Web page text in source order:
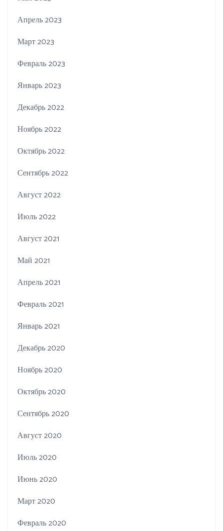
Апрель 2023
Март 2023
Февраль 2023
Январь 2023
Декабрь 2022
Ноябрь 2022
Октябрь 2022
Сентябрь 2022
Август 2022
Июль 2022
Август 2021
Май 2021
Апрель 2021
Февраль 2021
Январь 2021
Декабрь 2020
Ноябрь 2020
Октябрь 2020
Сентябрь 2020
Август 2020
Июль 2020
Июнь 2020
Март 2020
Февраль 2020